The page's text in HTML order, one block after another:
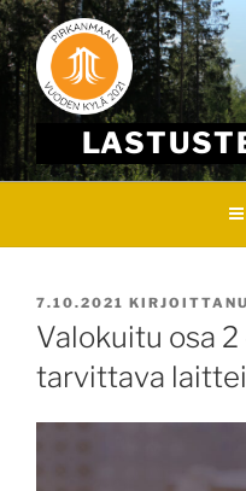
Skip
to
content
JULKAISTU
7.10.2021
Valokuitu osa
tarvittava